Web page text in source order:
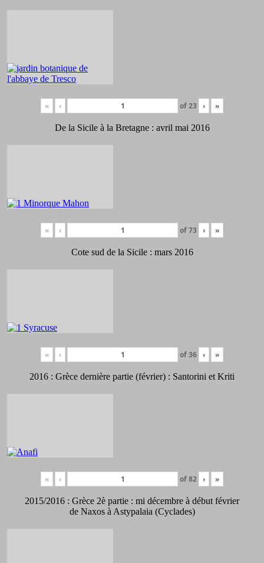
« ‹ of23 › »
De la Sicile à la Bretagne : avril mai 2016
« ‹ of73 › »
Cote sud de la Sicile : mars 2016
« ‹ of36 › »
2016 : Grèce dernière partie (février) : Santorini et Kriti
« ‹ of82 › »
2015/2016 : Grèce 2è partie : mi décembre à début février
de Naxos à Astypalaia (Cyclades)